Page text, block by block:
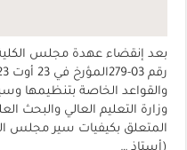
بعد إنقضاء عهدة مجلس
المتعلق بكيفيات سير مجلس